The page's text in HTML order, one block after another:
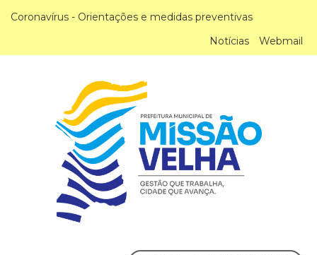
Coronavírus - Orientações e medidas preventivas
Notícias
Webmail